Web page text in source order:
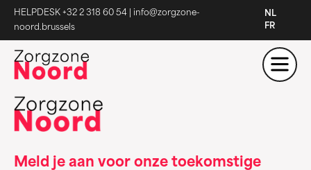
HELPDESK +32 2 318 60 54
info@zorgzone-
noord.brussels
NL
FR
Meld je aan voor onze toekomstige